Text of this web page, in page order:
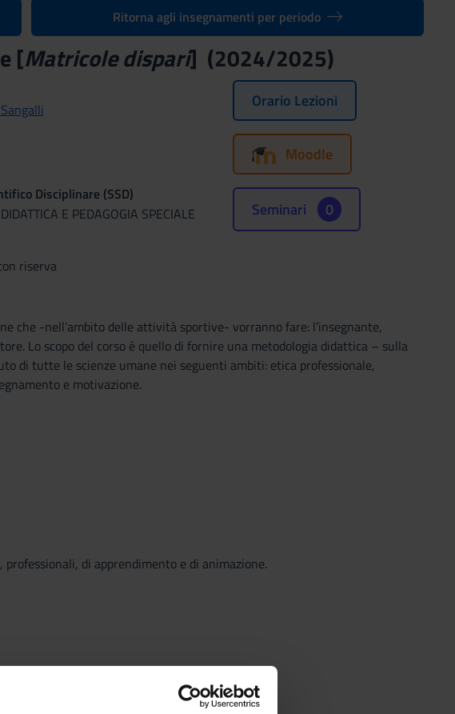
Ritorna agli insegnamenti per periodo
[Matricole dispari] (2024/2025)
Disciplinare (SSD)
E PEDAGOGIA SPECIALE
riserva
Orario Lezioni
Moodle
Seminari 0
che -nell’ambito delle attività sportive- vorranno fare: l’insegnante,
Lo scopo del corso è quello di fornire una metodologia didattica – sulla
di tutte le scienze umane nei seguenti ambiti: etica professionale,
e motivazione.
di apprendimento e di animazione.